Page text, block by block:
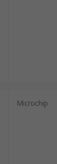
Microchip